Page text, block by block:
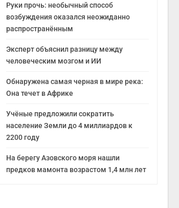
Руки прочь: необычный способ
возбуждения оказался неожиданно
распространённым
Эксперт объяснил разницу между
человеческим мозгом и ИИ
Обнаружена самая черная в мире река:
Она течет в Африке
Учёные предложили сократить
население Земли до 4 миллиардов к
2200 году
На берегу Азовского моря нашли
предков мамонта возрастом 1,4 млн лет